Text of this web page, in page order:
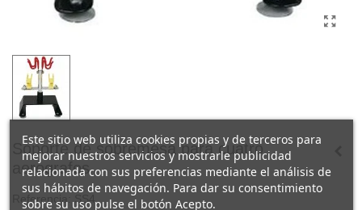
Soporte de sobremesa para cuatro
aerografos
Referencia:
Este sitio web utiliza cookies propias y de terceros para
mejorar nuestros servicios y mostrarle publicidad
relacionada con sus preferencias mediante el análisis de
sus hábitos de navegación. Para dar su consentimiento
sobre su uso pulse el botón Acepto.